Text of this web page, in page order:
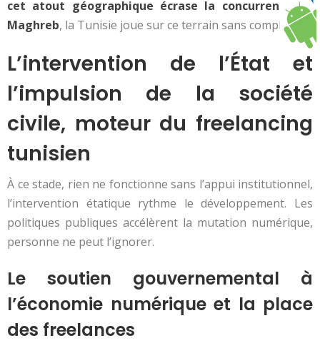
cet atout géographique écrase la concurrence du
Maghreb, la Tunisie joue sur ce terrain sans complexe.
L’intervention de l’État et
l’impulsion de la société
civile, moteur du freelancing
tunisien
À ce stade, rien ne fonctionne sans l’appui institutionnel,
l’intervention étatique rythme le développement. Les
politiques publiques accélèrent la mutation numérique,
personne ne peut l’ignorer.
Le soutien gouvernemental à
l’économie numérique et la place
des freelances